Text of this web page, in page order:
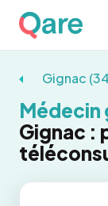
Gignac
Médecin
Gignac :